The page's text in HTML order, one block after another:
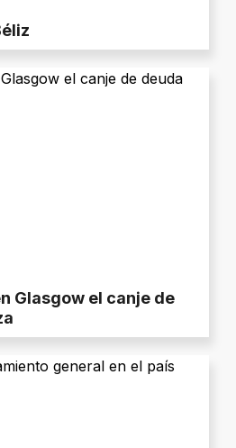
Glasgow el canje de